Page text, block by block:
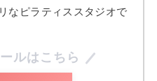
なピラティススタジオで
ルはこちら